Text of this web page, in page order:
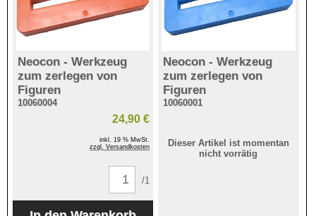
Neocon - Werkzeug
zum zerlegen von
Figuren
10060004
24,90 €
inkl. 19 % MwSt.
zzgl. Versandkosten
/1
Neocon - Werkzeug
zum zerlegen von
Figuren
10060001
Dieser Artikel ist momentan
nicht vorrätig